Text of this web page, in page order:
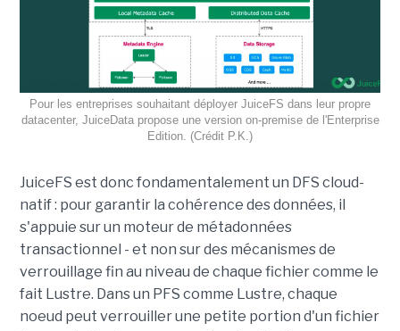
Pour les entreprises souhaitant déployer JuiceFS dans leur propre
datacenter, JuiceData propose une version on-premise de l'Enterprise
Edition. (Crédit P.K.)
JuiceFS est donc fondamentalement un DFS cloud-
natif : pour garantir la cohérence des données, il
s'appuie sur un moteur de métadonnées
transactionnel - et non sur des mécanismes de
verrouillage fin au niveau de chaque fichier comme le
fait Lustre. Dans un PFS comme Lustre, chaque
noeud peut verrouiller une petite portion d'un fichier